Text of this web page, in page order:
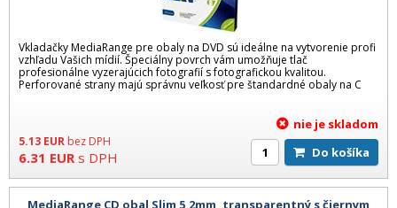
Vkladačky MediaRange pre obaly na DVD sú ideálne na vytvorenie profi
vzhľadu Vašich mídií. Špeciálny povrch vám umožňuje tlač
profesionálne vyzerajúcich fotografií s fotografickou kvalitou.
Perforované strany majú správnu veľkosť pre štandardné obaly na C
5.13 EUR bez DPH
6.31 EUR s DPH
nie je skladom
Do košíka
MediaRange CD obal Slim 5,2mm, transparentný s čiernym